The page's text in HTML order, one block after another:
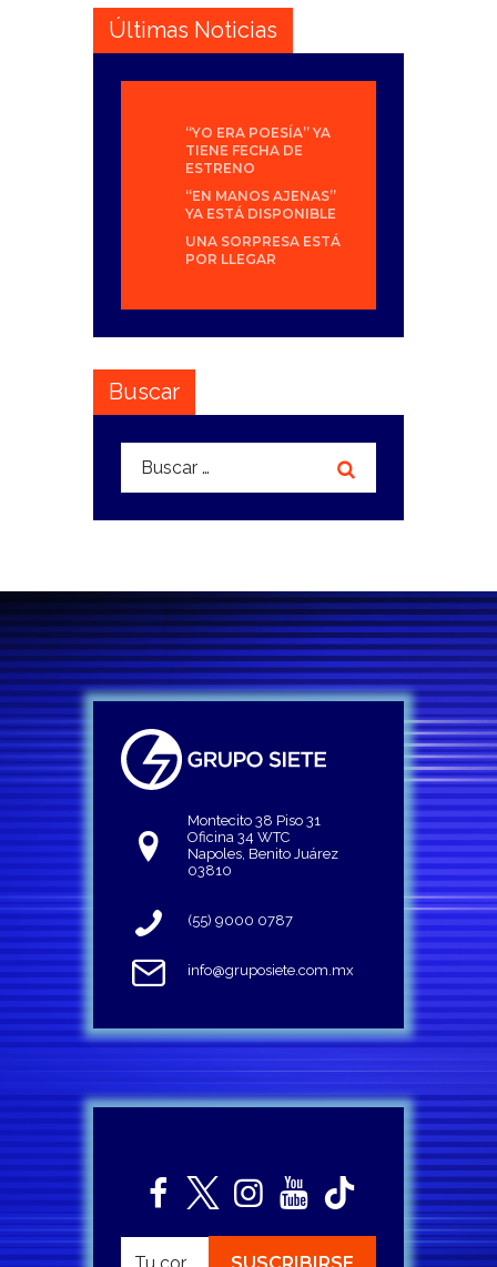
Últimas Noticias
“YO ERA POESÍA” YA
TIENE FECHA DE
ESTRENO
“EN MANOS AJENAS”
YA ESTÁ DISPONIBLE
UNA SORPRESA ESTÁ
POR LLEGAR
Buscar
Buscar:
Montecito 38 Piso 31
Oficina 34 WTC
Napoles, Benito Juárez
03810
(55) 9000 0787
info@gruposiete.com.mx